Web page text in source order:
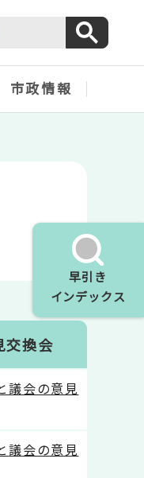
早引き
インデックス
市政情報
交換会
議会の意見
議会の意見